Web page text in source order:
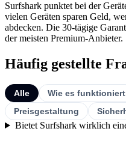
Surfshark punktet bei der
vielen Geräten sparen Geld,
abdecken. Die 30-tägige
der meisten Premium-Anbieter.
Häufig gestellte
Alle Wie es funktioniert
Preisgestaltung
Bietet Surfshark wirklich